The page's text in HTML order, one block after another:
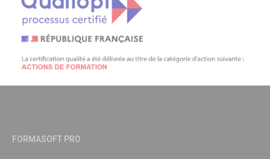
FORMASOFT PRO